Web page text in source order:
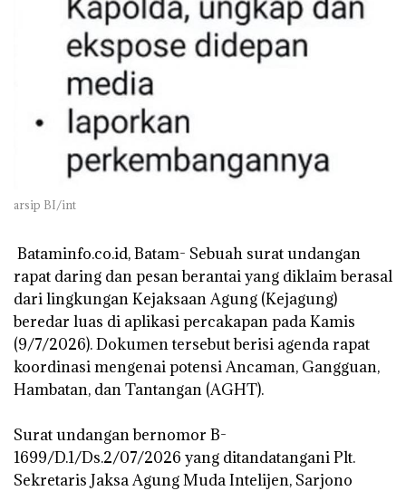
arsip BI/int
‎ Bataminfo.co.id, Batam- Sebuah surat undangan
rapat daring dan pesan berantai yang diklaim berasal
dari lingkungan Kejaksaan Agung (Kejagung)
beredar luas di aplikasi percakapan pada Kamis
(9/7/2026). Dokumen tersebut berisi agenda rapat
koordinasi mengenai potensi Ancaman, Gangguan,
Hambatan, dan Tantangan (AGHT).
‎Surat undangan bernomor B-
1699/D.1/Ds.2/07/2026 yang ditandatangani Plt.
Sekretaris Jaksa Agung Muda Intelijen, Sarjono